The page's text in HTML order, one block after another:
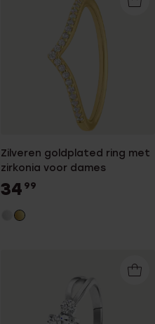
Zilveren goldplated ring met
zirkonia voor dames
34 99